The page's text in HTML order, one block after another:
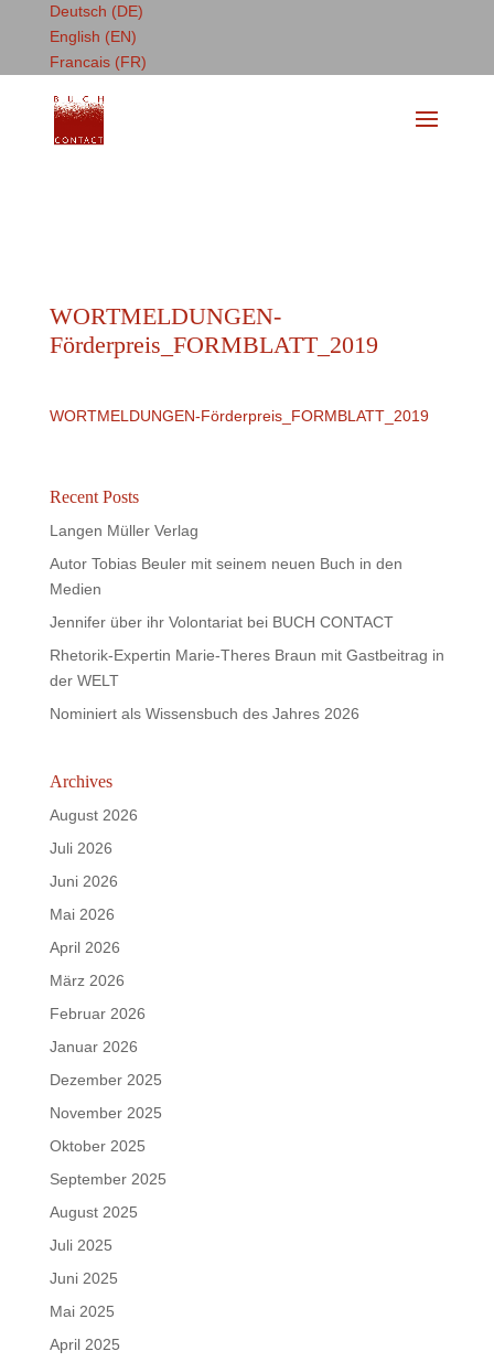
Deutsch (DE)
English (EN)
Francais (FR)
WORTMELDUNGEN-
Förderpreis_FORMBLATT_2019
WORTMELDUNGEN-Förderpreis_FORMBLATT_2019
Recent Posts
Langen Müller Verlag
Autor Tobias Beuler mit seinem neuen Buch in den
Medien
Jennifer über ihr Volontariat bei BUCH CONTACT
Rhetorik-Expertin Marie-Theres Braun mit Gastbeitrag in
der WELT
Nominiert als Wissensbuch des Jahres 2026
Archives
August 2026
Juli 2026
Juni 2026
Mai 2026
April 2026
März 2026
Februar 2026
Januar 2026
Dezember 2025
November 2025
Oktober 2025
September 2025
August 2025
Juli 2025
Juni 2025
Mai 2025
April 2025